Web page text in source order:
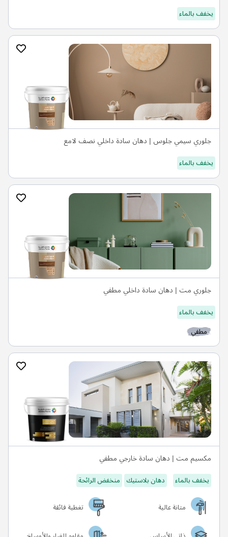
يخفف بالماء
جلوري سيمي جلوس | دهان سادة داخلي نصف لامع
يخفف بالماء
جلوري مت | دهان سادة داخلي مطفي
يخفف بالماء
مطفي
مكسيم مت | دهان سادة خارجي مطفي
يخفف بالماء دهان بلاستيك منخفض الرائحة
متانة عالية
تغطية فائقة